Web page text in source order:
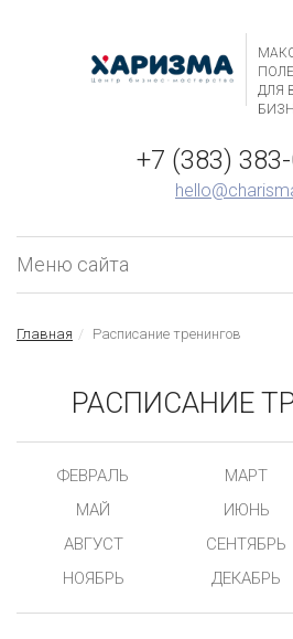
ДЛЯ
+7 (383)
Меню сайта
Главная Расписание тренингов
РАСПИСАНИЕ
ФЕВРАЛЬ МАРТ
МАЙ
ИЮНЬ
АВГУСТ
СЕНТЯБРЬ
НОЯБРЬ
ДЕКАБРЬ